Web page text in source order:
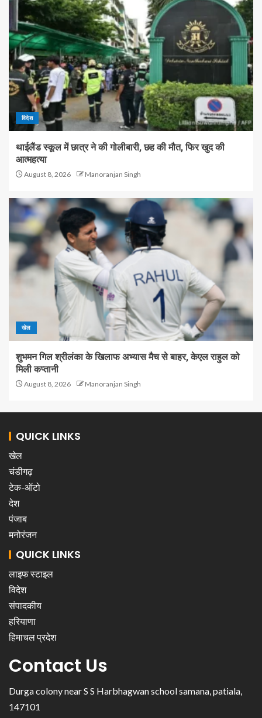
विदेश
थाईलैंड स्कूल में छात्र ने की गोलीबारी, छह की मौत, फिर खुद की
आत्महत्या
August 8, 2026 Manoranjan Singh
खेल
शुभमन गिल श्रीलंका के खिलाफ अभ्यास मैच से बाहर, केएल राहुल को
मिली कप्तानी
August 8, 2026 Manoranjan Singh
QUICK LINKS
खेल
चंडीगढ़
टेक-ऑटो
देश
पंजाब
मनोरंजन
QUICK LINKS
लाइफ स्टाइल
विदेश
संपादकीय
हरियाणा
हिमाचल प्रदेश
Contact Us
Durga colony near S S Harbhagwan school samana, patiala,
147101